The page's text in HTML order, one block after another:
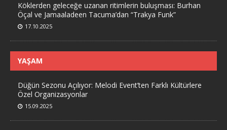
Köklerden geleceğe uzanan ritimlerin buluşması: Burhan
Öçal ve Jamaaladeen Tacuma’dan “Trakya Funk”
17.10.2025
YAŞAM
Düğün Sezonu Açılıyor: Melodi Event’ten Farklı Kültürlere
Özel Organizasyonlar
15.09.2025